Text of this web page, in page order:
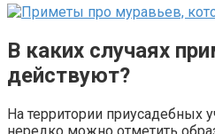
В каких случаях
действуют?
На территории приусадебных